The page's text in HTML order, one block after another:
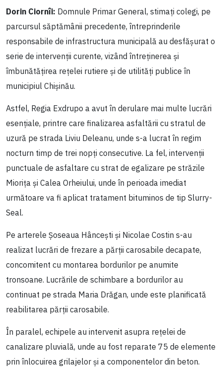
Dorin Ciornîi: Domnule Primar General, stimați colegi, pe
parcursul săptămânii precedente, întreprinderile
responsabile de infrastructura municipală au desfășurat o
serie de intervenții curente, vizând întreținerea și
îmbunătățirea rețelei rutiere și de utilități publice în
municipiul Chișinău.
Astfel, Regia Exdrupo a avut în derulare mai multe lucrări
esențiale, printre care finalizarea asfaltării cu stratul de
uzură pe strada Liviu Deleanu, unde s-a lucrat în regim
nocturn timp de trei nopți consecutive. La fel, intervenții
punctuale de asfaltare cu strat de egalizare pe străzile
Miorița și Calea Orheiului, unde în perioada imediat
următoare va fi aplicat tratament bituminos de tip Slurry-
Seal.
Pe arterele Șoseaua Hâncești și Nicolae Costin s-au
realizat lucrări de frezare a părții carosabile decapate,
concomitent cu montarea bordurilor pe anumite
tronsoane. Lucrările de schimbare a bordurilor au
continuat pe strada Maria Drăgan, unde este planificată
reabilitarea părții carosabile.
În paralel, echipele au intervenit asupra rețelei de
canalizare pluvială, unde au fost reparate 75 de elemente
prin înlocuirea grilajelor și a componentelor din beton.